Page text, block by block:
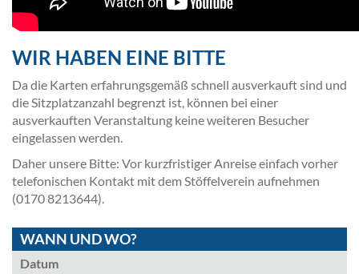
WIR HABEN EINE BITTE
Da die Karten erfahrungsgemäß schnell ausverkauft sind und
die Sitzplatzanzahl begrenzt ist, können bei einer
ausverkauften Veranstaltung keine weiteren Besucher
eingelassen werden.
Daher unsere Bitte: Vor kurzfristiger Anreise einfach vorher
telefonischen Kontakt mit dem Stöffelverein aufnehmen
(0170 8213644).
WANN UND WO?
Datum